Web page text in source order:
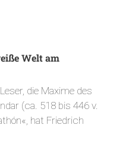
Welt am
die Maxime des
(ca. 518 bis 446 v.
hat Friedrich